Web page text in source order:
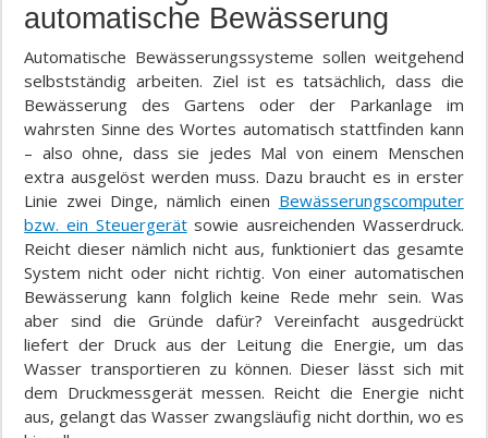
automatische Bewässerung
Automatische Bewässerungssysteme sollen weitgehend
selbstständig arbeiten. Ziel ist es tatsächlich, dass die
Bewässerung des Gartens oder der Parkanlage im
wahrsten Sinne des Wortes automatisch stattfinden kann
– also ohne, dass sie jedes Mal von einem Menschen
extra ausgelöst werden muss. Dazu braucht es in erster
Linie zwei Dinge, nämlich einen Bewässerungscomputer
bzw. ein Steuergerätsowie ausreichenden Wasserdruck.
Reicht dieser nämlich nicht aus, funktioniert das gesamte
System nicht oder nicht richtig. Von einer automatischen
Bewässerung kann folglich keine Rede mehr sein. Was
aber sind die Gründe dafür? Vereinfacht ausgedrückt
liefert der Druck aus der Leitung die Energie, um das
Wasser transportieren zu können. Dieser lässt sich mit
dem Druckmessgerät messen. Reicht die Energie nicht
aus, gelangt das Wasser zwangsläufig nicht dorthin, wo es